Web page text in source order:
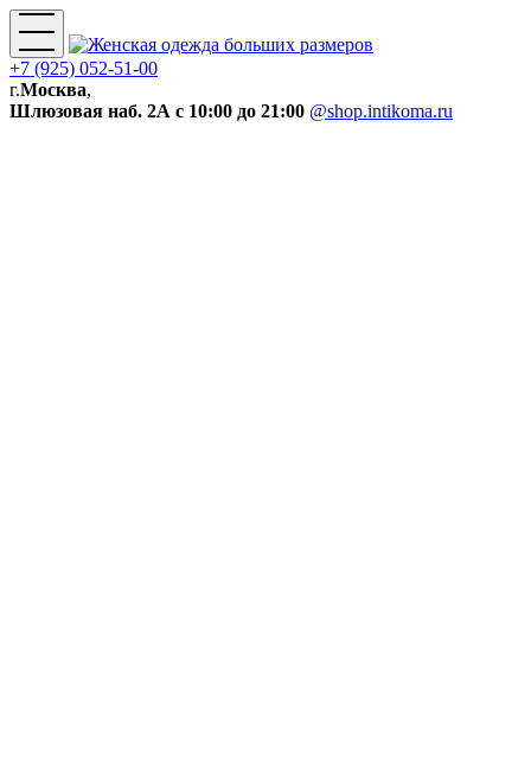
+7 (925) 052-51-00
г.Москва,
Шлюзовая наб. 2А с 10:00 до 21:00 @shop.intikoma.ru